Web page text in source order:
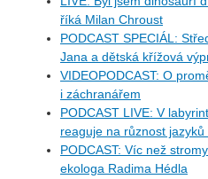
říká Milan Chroust
PODCAST SPECIÁL:
Jana a dětská křížová
VIDEOPODCAST: O
i záchranářem
PODCAST LIVE: V
reaguje na různost
PODCAST: Víc než
ekologa Radima Hédla